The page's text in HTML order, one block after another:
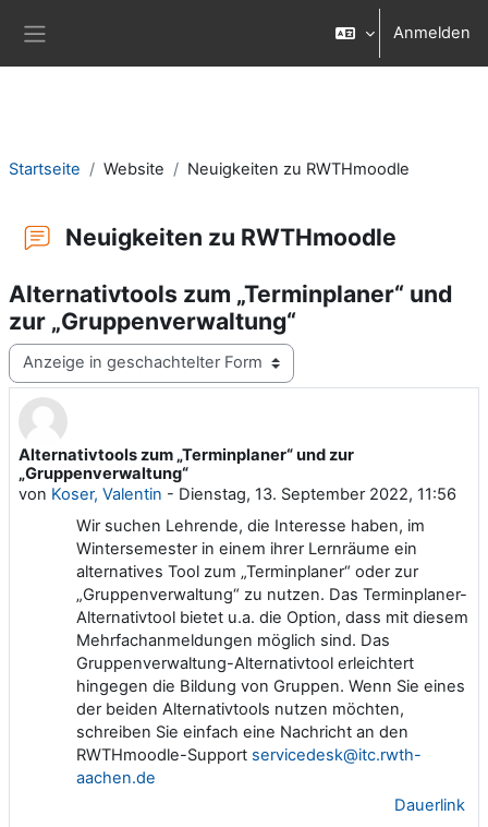
Anmelden
Startseite Website Neuigkeiten zu RWTHmoodle
Neuigkeiten zu RWTHmoodle
Alternativtools zum „Terminplaner“ und
zur „Gruppenverwaltung“
Anzeigemodus
Alternativtools zum „Terminplaner“ und zur
„Gruppenverwaltung“
von Koser, Valentin - Dienstag, 13. September 2022, 11:56
Anzahl Antworten: 0
Wir suchen Lehrende, die Interesse haben, im
Wintersemester in einem ihrer Lernräume ein
alternatives Tool zum „Terminplaner“ oder zur
„Gruppenverwaltung“ zu nutzen. Das Terminplaner-
Alternativtool bietet u.a. die Option, dass mit diesem
Mehrfachanmeldungen möglich sind. Das
Gruppenverwaltung-Alternativtool erleichtert
hingegen die Bildung von Gruppen. Wenn Sie eines
der beiden Alternativtools nutzen möchten,
schreiben Sie einfach eine Nachricht an den
RWTHmoodle-Support servicedesk@itc.rwth-
aachen.de
Dauerlink